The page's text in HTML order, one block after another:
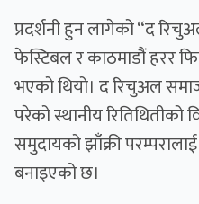
प्रदर्शनी हुन लागेको “द
फेस्टिबल र काठमाडौं हरर
भएको थियो। द रिचुअल
परेको स्थानीय
समुदायको झाँक्री
बनाइएको छ।